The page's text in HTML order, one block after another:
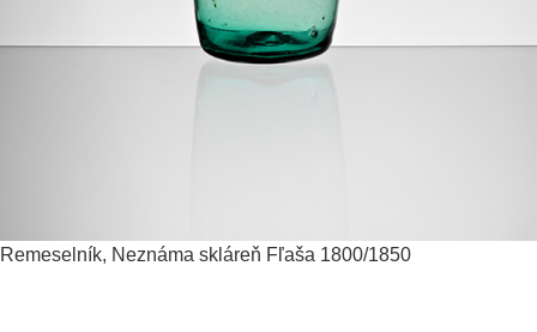
Remeselník, Neznáma skláreň Fľaša 1800/1850